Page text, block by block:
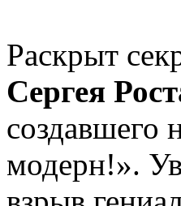
Раскрыт
Сергея
создавшего
модерн!».